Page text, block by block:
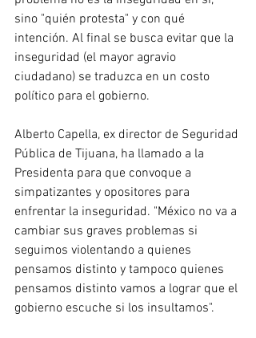
sino "quién protesta" y con qué
intención. Al final se busca evitar que la
inseguridad (el mayor agravio
ciudadano) se traduzca en un costo
político para el gobierno.
Alberto Capella, ex director de Seguridad
Pública de Tijuana, ha llamado a la
Presidenta para que convoque a
simpatizantes y opositores para
enfrentar la inseguridad. "México no va a
cambiar sus graves problemas si
seguimos violentando a quienes
pensamos distinto y tampoco quienes
pensamos distinto vamos a lograr que el
gobierno escuche si los insultamos".